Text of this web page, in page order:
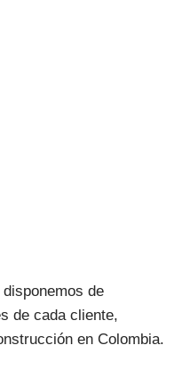
disponemos de
de cada cliente,
en Colombia.